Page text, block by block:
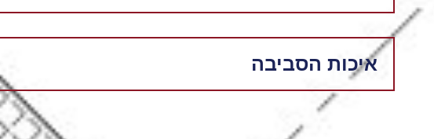
איכות הסביבה